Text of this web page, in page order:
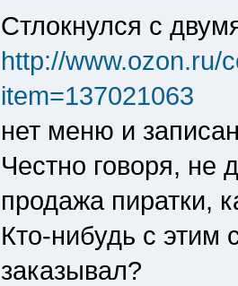
Стлокнулся с
http://www.ozon.ru/
item=137021063
нет меню и
Честно говоря, не
продажа пиратки,
Кто-нибудь с этим
заказывал?